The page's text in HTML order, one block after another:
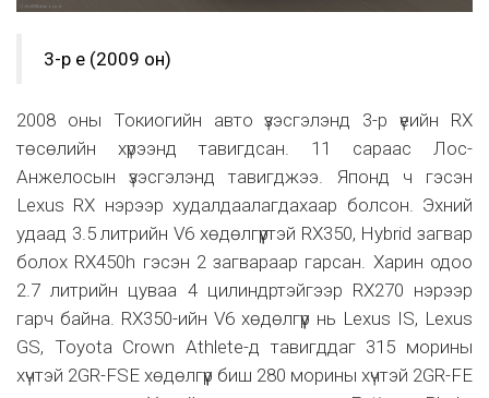
3-р үе (2009 он)
2008 оны Токиогийн авто үзэсгэлэнд 3-р үеийн RX
төсөлийн хүрээнд тавигдсан. 11 сараас Лос-
Анжелосын үзэсгэлэнд тавигджээ. Японд ч гэсэн
Lexus RX нэрээр худалдаалагдахаар болсон. Эхний
удаад 3.5 литрийн V6 хөдөлгүүртэй RX350, Hybrid загвар
болох RX450h гэсэн 2 загвараар гарсан. Харин одоо
2.7 литрийн цуваа 4 цилиндртэйгээр RX270 нэрээр
гарч байна. RX350-ийн V6 хөдөлгүүр нь Lexus IS, Lexus
GS, Toyota Crown Athlete-д тавигддаг 315 морины
хүчтэй 2GR-FSE хөдөлгүүр биш 280 морины хүчтэй 2GR-FE